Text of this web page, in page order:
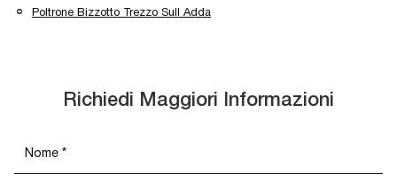
Poltrone Bizzotto Trezzo Sull Adda
Richiedi Maggiori Informazioni